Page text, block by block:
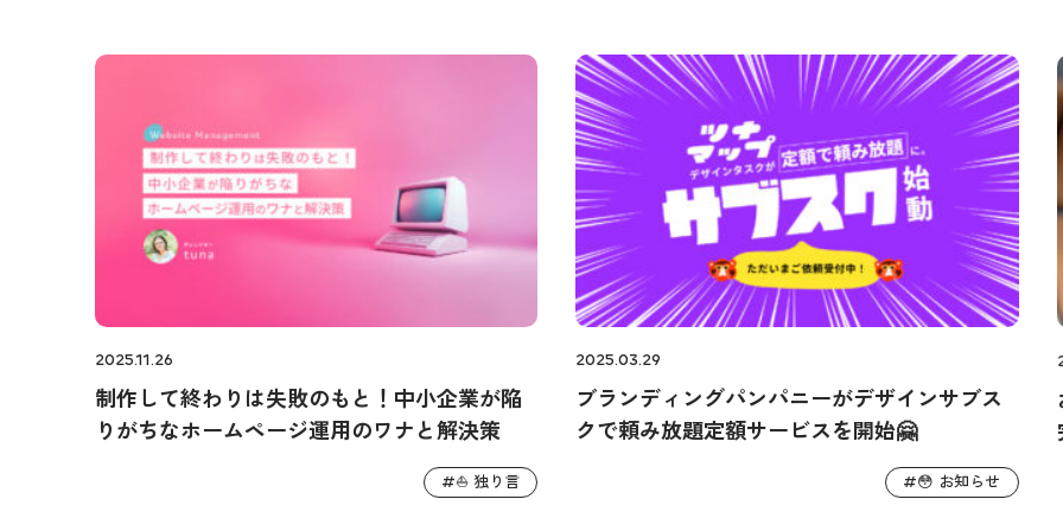
2025.11.26
制作して終わりは失敗のもと！中小企業が陥
りがちなホームページ運用のワナと解決策
#⛵️ 独り言
2025.03.29
ブランディングパンパニーがデザインサブス
クで頼み放題定額サービスを開始🤗
#😳 お知らせ